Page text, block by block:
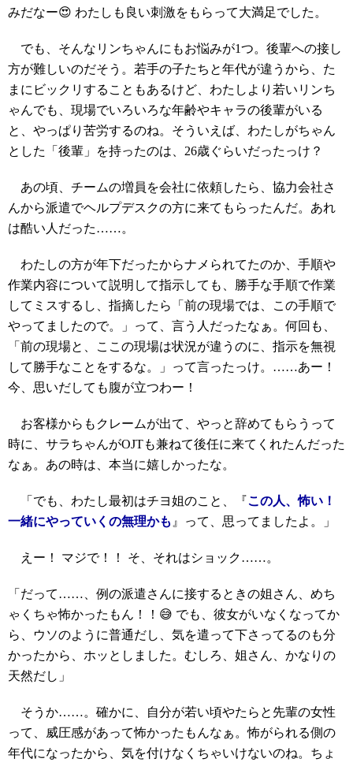
みだなー😍 わたしも良い刺激をもらって大満足でした。
でも、そんなリンちゃんにもお悩みが1つ。後輩への接し
方が難しいのだそう。若手の子たちと年代が違うから、た
まにビックリすることもあるけど、わたしより若いリンち
ゃんでも、現場でいろいろな年齢やキャラの後輩がいる
と、やっぱり苦労するのね。そういえば、わたしがちゃん
とした「後輩」を持ったのは、26歳ぐらいだったっけ？
あの頃、チームの増員を会社に依頼したら、協力会社さ
んから派遣でヘルプデスクの方に来てもらったんだ。あれ
は酷い人だった……。
わたしの方が年下だったからナメられてたのか、手順や
作業内容について説明して指示しても、勝手な手順で作業
してミスするし、指摘したら「前の現場では、この手順で
やってましたので。」って、言う人だったなぁ。何回も、
「前の現場と、ここの現場は状況が違うのに、指示を無視
して勝手なことをするな。」って言ったっけ。……あー！
今、思いだしても腹が立つわー！
お客様からもクレームが出て、やっと辞めてもらうって
時に、サラちゃんがOJTも兼ねて後任に来てくれたんだった
なぁ。あの時は、本当に嬉しかったな。
「でも、わたし最初はチヨ姐のこと、『この人、怖い！
一緒にやっていくの無理かも 』って、思ってましたよ。」
えー！ マジで！！ そ、それはショック……。
「だって……、例の派遣さんに接するときの姐さん、めち
ゃくちゃ怖かったもん！！😅 でも、彼女がいなくなってか
ら、ウソのように普通だし、気を遣って下さってるのも分
かったから、ホッとしました。むしろ、姐さん、かなりの
天然だし」
そうか……。確かに、自分が若い頃やたらと先輩の女性
って、威圧感があって怖かったもんなぁ。怖がられる側の
年代になったから、気を付けなくちゃいけないのね。ちょ